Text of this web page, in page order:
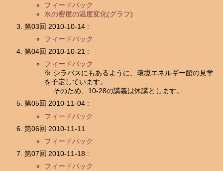
フィードバック
水の密度の温度変化(グラフ)
第03回 2010-10-14 :
フィードバック
第04回 2010-10-21 :
フィードバック
※ シラバスにもあるように、環境エネルギー館の見学
を予定しています。
そのため、10-28の講義は休講とします。
第05回 2010-11-04 :
フィードバック
第06回 2010-11-11 :
フィードバック
第07回 2010-11-18 :
フィードバック